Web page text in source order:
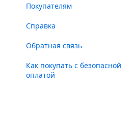
Покупателям
Справка
Обратная связь
Как покупать с безопасной
оплатой